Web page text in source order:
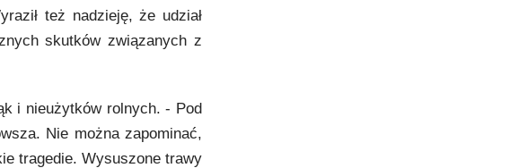
też nadzieję, że udział
skutków związanych z
i nieużytków rolnych. - Pod
Nie można zapominać,
tragedie. Wysuszone trawy